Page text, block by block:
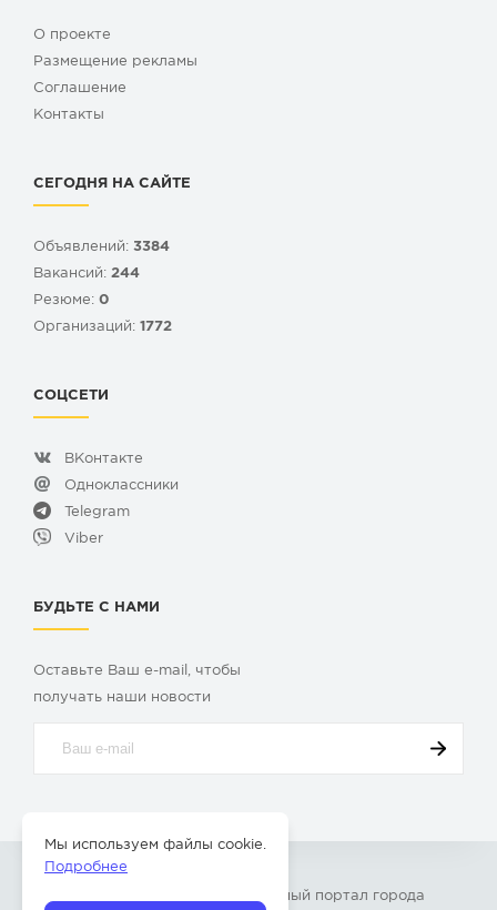
О проекте
Размещение рекламы
Cоглашение
Контакты
СЕГОДНЯ НА САЙТЕ
Объявлений: 3384
Вакансий: 244
Резюме: 0
Организаций: 1772
СОЦСЕТИ
ВКонтакте
Одноклассники
Telegram
Viber
БУДЬТЕ С НАМИ
Оставьте Ваш e-mail, чтобы
получать наши новости
» – Главный портал города
Мы используем файлы cookie.
Подробнее